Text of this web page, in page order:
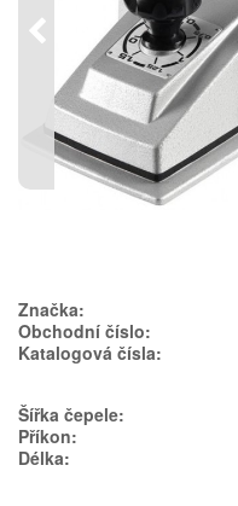
Předchozí
Značka:
Obchodní číslo:
Katalogová čísla:
Šířka čepele:
Příkon:
Délka: